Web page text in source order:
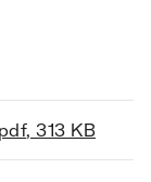
, 313 KB